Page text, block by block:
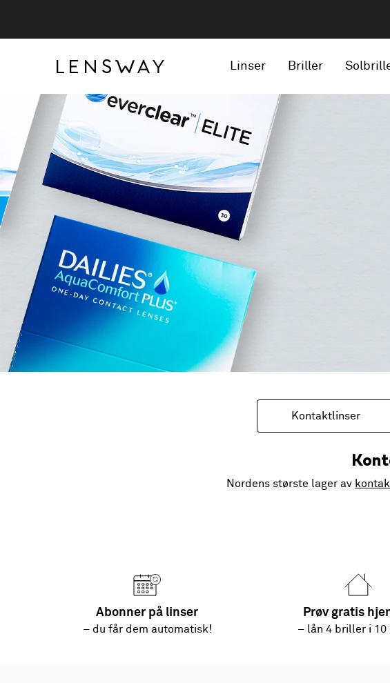
Linser Briller
Kontaktlinser
Nordens største lager av
Abonner på linser
– du får dem automatisk!
Prøv gratis
– lån 4 briller i 10